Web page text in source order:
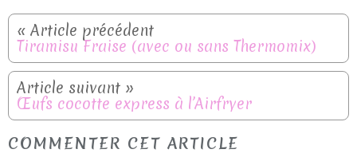
Tiramisu Fraise (avec ou sans Thermomix)
Œufs cocotte express à l’Airfryer
COMMENTER CET ARTICLE